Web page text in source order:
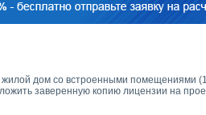
жилой дом со встроенными помещениями
заверенную копию лицензии на